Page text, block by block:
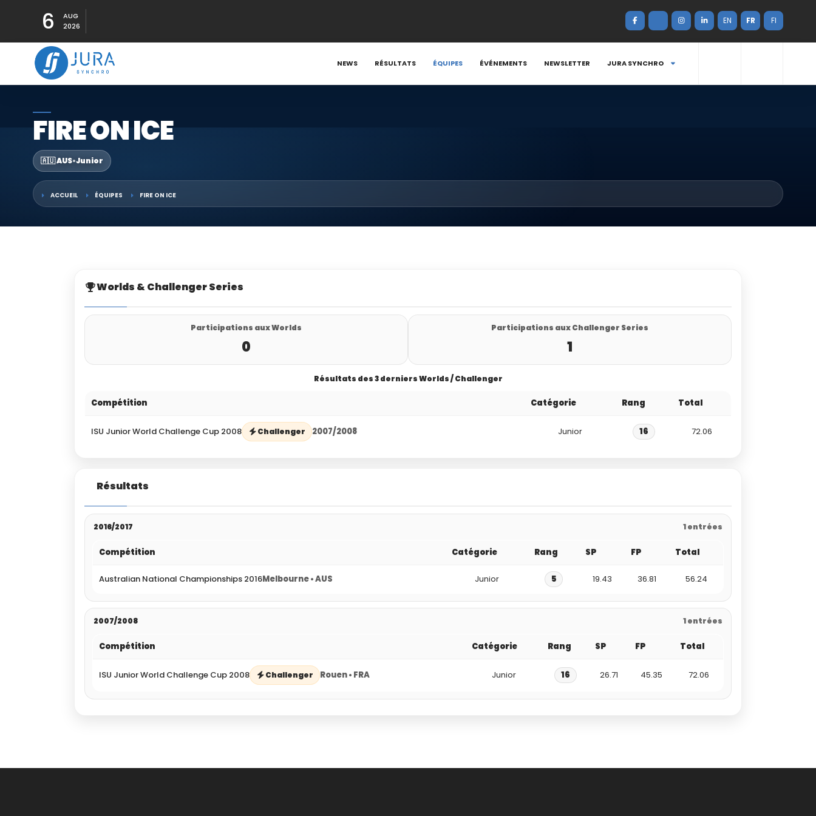
6
AUG
2026
EN FR FI
NEWS RÉSULTATS ÉQUIPES ÉVÉNEMENTS NEWSLETTER JURA SYNCHRO
FIRE ON ICE
🇦🇺 AUS•Junior
ACCUEIL ÉQUIPES FIRE ON ICE
Worlds & Challenger Series
Participations aux Worlds
0
Participations aux Challenger Series
1
Résultats des 3 derniers Worlds / Challenger
Compétition Catégorie Rang Total
ISU Junior World Challenge Cup 2008 Challenger 2007/2008 Junior 16 72.06
Résultats
2016/2017 1 entrées
Compétition Catégorie Rang SP FP Total
Australian National Championships 2016Melbourne • AUS Junior 5 19.43 36.81 56.24
2007/2008 1 entrées
Compétition Catégorie Rang SP FP Total
ISU Junior World Challenge Cup 2008 Challenger Rouen • FRA Junior 16 26.71 45.35 72.06